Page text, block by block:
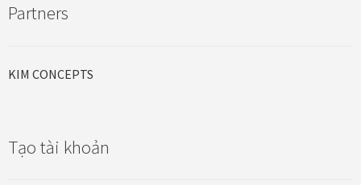
Mia Lifestyle
Partners
KIM CONCEPTS
Tạo tài khoản